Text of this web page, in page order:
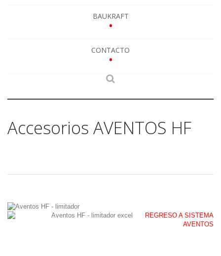
BAUKRAFT
•
CONTACTO
•
Accesorios AVENTOS HF
REGRESO A SISTEMA
AVENTOS